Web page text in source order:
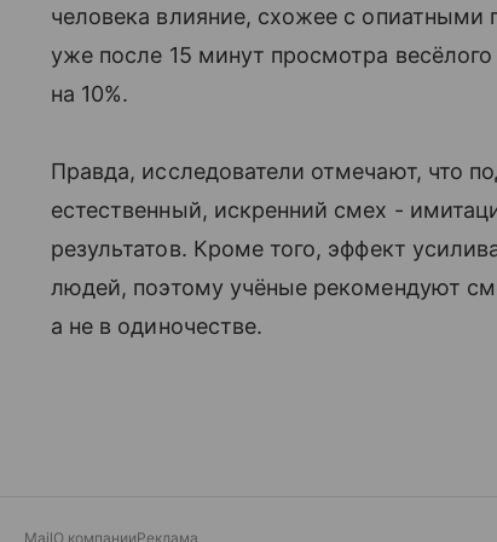
человека влияние, схожее с опиатными
уже после 15 минут просмотра
на 10%.
Правда, исследователи отмечают, что
естественный, искренний смех -
результатов. Кроме того, эффект
людей, поэтому учёные рекомендуют
а не в одиночестве.
MailО компанииРеклама